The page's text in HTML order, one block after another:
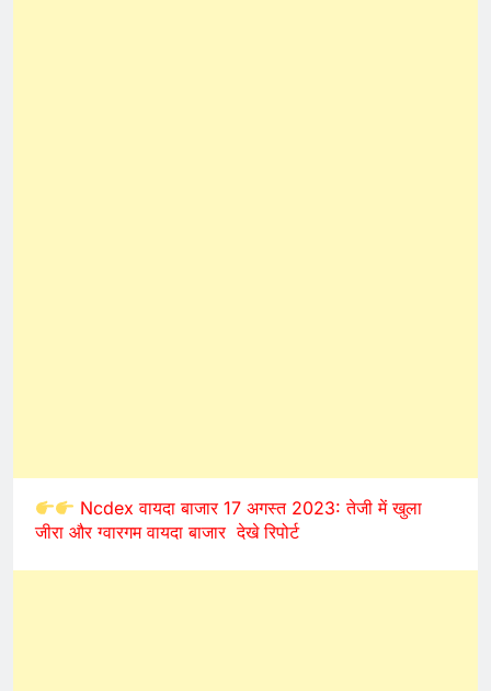
Ncdex वायदा बाजार 17 अगस्त 2023: तेजी में खुला
जीरा और ग्वारगम वायदा बाजार देखे रिपोर्ट